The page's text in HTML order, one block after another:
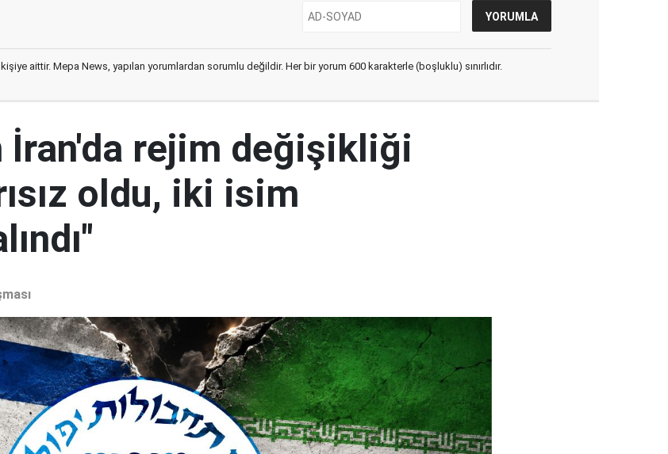
aittir. Mepa News, yapılan yorumlardan sorumlu değildir. Her bir yorum 600 karakterle (boşluklu) sınırlıdır.
İran'da rejim değişikliği
oldu, iki isim